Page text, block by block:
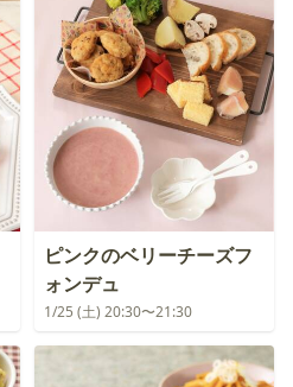
ピンクのベリーチーズフ
ォンデュ
1/25 (土) 20:30〜21:30